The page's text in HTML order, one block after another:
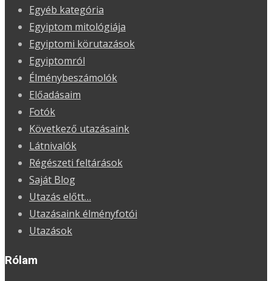
Egyéb kategória
Egyiptom mitológiája
Egyiptomi körutazások
Egyiptomról
Élménybeszámolók
Előadásaim
Fotók
Következő utazásaink
Látnivalók
Régészeti feltárások
Saját Blog
Utazás előtt…
Utazásaink élményfotói
Utazások
Rólam